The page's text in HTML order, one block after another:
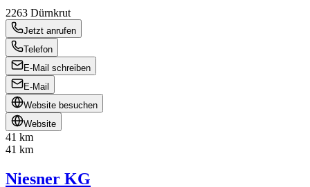
2263 Dürnkrut
Jetzt anrufen
Telefon
E-Mail schreiben
E-Mail
Website besuchen
Website
41 km
41 km
Niesner KG